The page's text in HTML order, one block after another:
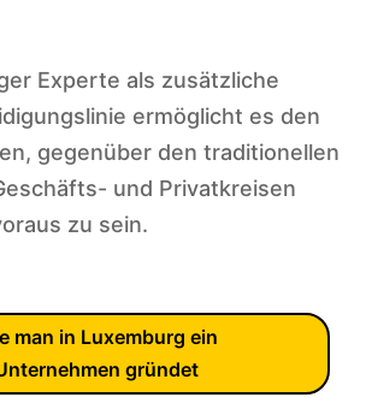
Experte als zusätzliche
ermöglicht es den
gegenüber den traditionellen
und Privatkreisen
zu sein.
man in Luxemburg ein
gründet